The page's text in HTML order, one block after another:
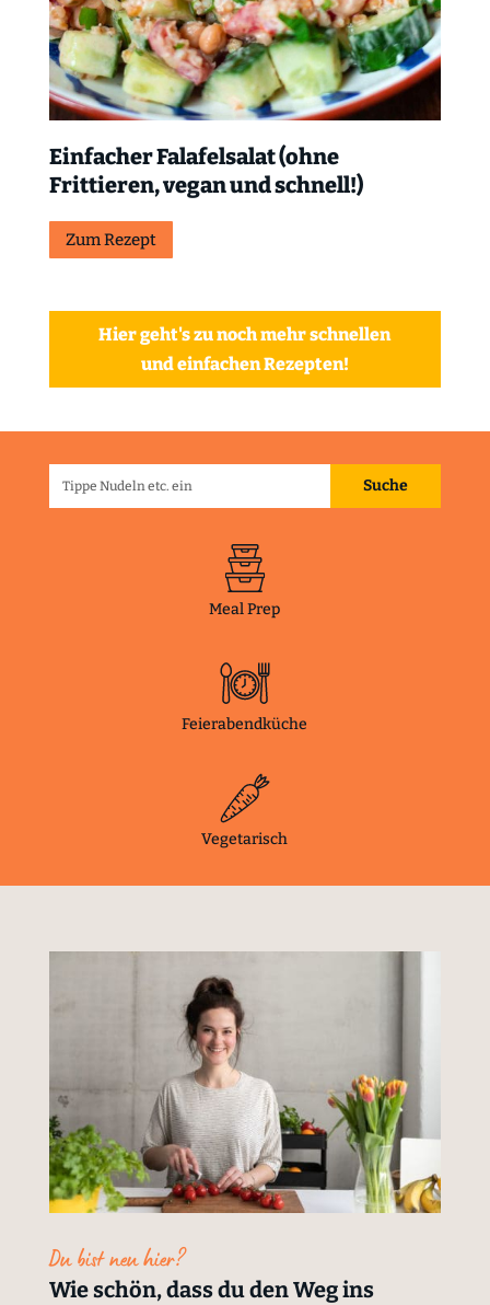
Einfacher Falafelsalat (ohne
Frittieren, vegan und schnell!)
Zum Rezept
Hier geht's zu noch mehr schnellen
und einfachen Rezepten!
Meal Prep
Feierabendküche
Vegetarisch
Du bist neu hier?
Wie schön, dass du den Weg ins